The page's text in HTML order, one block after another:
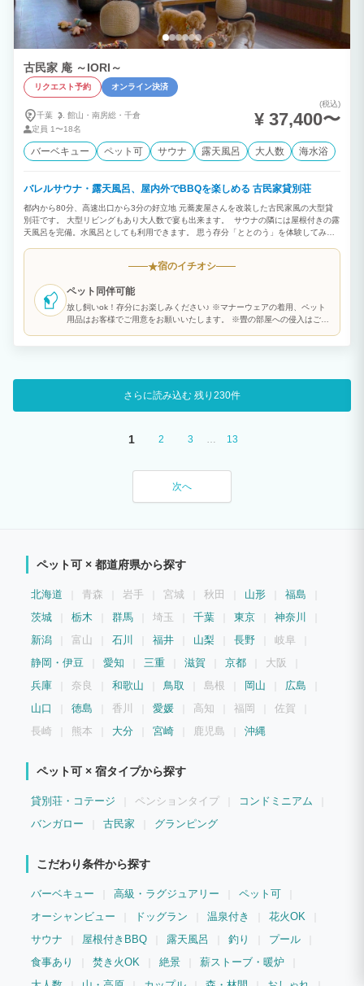
古民家 庵 ～IORI～
リクエスト予約 オンライン決済
千葉 館山・ 南房総・ 千倉
定員 1〜18名
(税込)
¥ 37,400〜
バーベキュー ペット可 サウナ 露天風呂 大人数 海水浴
バレルサウナ・露天風呂、屋内外でBBQを楽しめる 古民家貸別荘
都内から80分、高速出口から3分の好立地 元蕎麦屋さんを改装した古民家風の大型貸
別荘です。 大型リビングもあり大人数で宴も出来ます。 サウナの隣には屋根付きの露
天風呂を完備。水風呂としても利用できます。 思う存分「ととのう」を体験してみま
★宿のイチオシ
ペット同伴可能
放し飼いok！存分にお楽しみください♪ ※マナーウェアの着用、ペット
用品はお客様でご用意をお願いいたします。 ※畳の部屋への侵入はご遠
さらに読み込む 残り230件
1 2 3 … 13
次へ
ペット可 × 都道府県から探す
北海道 青森 岩手 宮城 秋田 山形
福島
茨城
栃木 群馬 埼玉 千葉 東京
神奈川
新潟
富山 石川 福井 山梨 長野
岐阜
静岡・伊豆
愛知 三重 滋賀 京都
大阪
兵庫
奈良 和歌山 鳥取 島根 岡山
広島
山口
徳島 香川 愛媛 高知 福岡
佐賀
長崎
熊本 大分 宮崎 鹿児島 沖縄
ペット可 × 宿タイプから探す
貸別荘・コテージ ペンションタイプ
コンドミニアム
バンガロー
古民家 グランピング
こだわり条件から探す
バーベキュー 高級・ラグジュアリー
ペット可
オーシャンビュー
ドッグラン 温泉付き
花火OK
サウナ
屋根付きBBQ 露天風呂 釣り
プール
食事あり
焚き火OK 絶景
薪ストーブ・暖炉